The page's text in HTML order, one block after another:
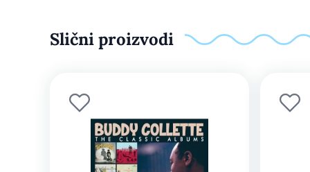
Slični proizvodi